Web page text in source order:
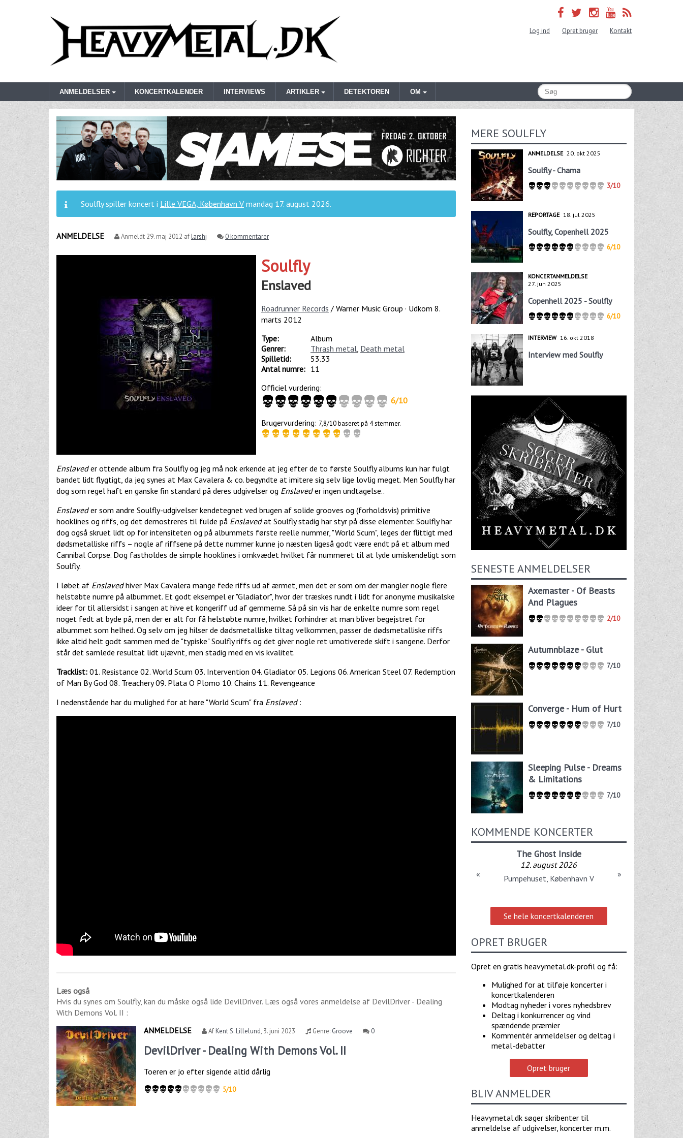
Log ind Opret bruger Kontakt
ANMELDELSER KONCERTKALENDER INTERVIEWS ARTIKLER DETEKTOREN OM
Soulfly spiller koncert i Lille VEGA, København V mandag 17. august 2026.
ANMELDELSE Anmeldt 29. maj 2012 aflarshj 0 kommentarer
Soulfly
Enslaved
Roadrunner Records / Warner Music Group · Udkom 8.
marts 2012
Type:
Album
Genrer:
Thrash metal, Death metal
Spilletid:
53.33
Antal numre: 11
Officiel vurdering:
6/10
Brugervurdering: 7,8/10 baseret på 4 stemmer.
Enslaveder ottende album fra Soulfly og jeg må nok erkende at jeg efter de to første Soulfly albums kun har fulgt
bandet lidt flygtigt, da jeg synes at Max Cavalera & co. begyndte at imitere sig selv lige lovlig meget. Men Soulfly har
dog som regel haft en ganske fin standard på deres udgivelser og Enslaveder ingen undtagelse..
Enslaveder som andre Soulfly-udgivelser kendetegnet ved brugen af solide grooves og (forholdsvis) primitive
hooklines og riffs, og det demostreres til fulde på Enslavedat Soulfly stadig har styr på disse elementer. Soulfly har
dog også skruet lidt op for intensiteten og på albummets første reelle nummer, "World Scum", leges der flittigt med
dødsmetalliske riffs – nogle af riffsene på dette nummer kunne jo næsten ligeså godt være endt på et album med
Cannibal Corpse. Dog fastholdes de simple hooklines i omkvædet hvilket får nummeret til at lyde umiskendeligt som
Soulfly.
I løbet af Enslavedhiver Max Cavalera mange fede riffs ud af ærmet, men det er som om der mangler nogle flere
helstøbte numre på albummet. Et godt eksempel er "Gladiator", hvor der træskes rundt i lidt for anonyme musikalske
ideer for til allersidst i sangen at hive et kongeriff ud af gemmerne. Så på sin vis har de enkelte numre som regel
noget fedt at byde på, men der er alt for få helstøbte numre, hvilket forhindrer at man bliver begejstret for
albummet som helhed. Og selv om jeg hilser de dødsmetalliske tiltag velkommen, passer de dødsmetalliske riffs
ikke altid helt godt sammen med de "typiske" Soulfly riffs og det giver nogle ret umotiverede skift i sangene. Derfor
står det samlede resultat lidt ujævnt, men stadig med en vis kvalitet.
Tracklist: 01. Resistance 02. World Scum 03. Intervention 04. Gladiator 05. Legions 06. American Steel 07. Redemption
of Man By God 08. Treachery 09. Plata O Plomo 10. Chains 11. Revengeance
I nedenstående har du mulighed for at høre "World Scum" fra Enslaved :
Læs også
Hvis du synes om Soulfly, kan du måske også lide DevilDriver. Læs også vores anmeldelse af DevilDriver - Dealing
With Demons Vol. II :
ANMELDELSE
AfKent S. Lillelund, 3. juni 2023 Genre: Groove 0
DevilDriver - Dealing With Demons Vol. II
Toeren er jo efter sigende altid dårlig
5/10
MERE SOULFLY
ANMELDELSE 20. okt 2025
Soulfly - Chama
3/10
REPORTAGE 18. jul 2025
Soulfly, Copenhell 2025
6/10
KONCERTANMELDELSE
27. jun 2025
Copenhell 2025 - Soulfly
6/10
INTERVIEW 16. okt 2018
Interview med Soulfly
SENESTE ANMELDELSER
Axemaster - Of Beasts
And Plagues
2/10
Autumnblaze - Glut
7/10
Converge - Hum of Hurt
7/10
Sleeping Pulse - Dreams
& Limitations
7/10
KOMMENDE KONCERTER
The Ghost Inside
12. august 2026
Pumpehuset, København V
« »
Se hele koncertkalenderen
OPRET BRUGER
Opret en gratis heavymetal.dk-profil og få:
Mulighed for at tilføje koncerter i
koncertkalenderen
Modtag nyheder i vores nyhedsbrev
Deltag i konkurrencer og vind
spændende præmier
Kommentér anmeldelser og deltag i
metal-debatter
Opret bruger
BLIV ANMELDER
Heavymetal.dk søger skribenter til
anmeldelse af udgivelser, koncerter m.m.